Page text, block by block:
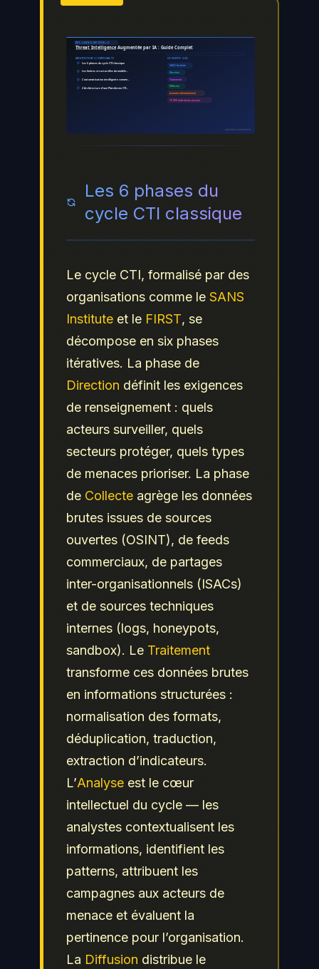
INTELLIGENCE ARTIFICIELLE
Threat IntelligenceAugmentée par IA : Guide Complet
ARCHITECTURE / COMPOSANTS
Les 6 phases du cycle CTI classique
Les limites structurelles du modèle…
L’automatisation intelligente comme…
2 Architecture d'une Plateforme CTI…
CONCEPTS CLÉS
SANS Institute
Direction
Traitement
Diffusion
tsunami informationnel
15 000 indicateurs par jour
ayinedjimi-consultants.fr
Les 6 phases du
cycle CTI classique
Le cycle CTI, formalisé par des
organisations comme le SANS
Institute et le FIRST, se
décompose en six phases
itératives. La phase de
Direction définit les exigences
de renseignement : quels
acteurs surveiller, quels
secteurs protéger, quels types
de menaces prioriser. La phase
de Collecte agrège les données
brutes issues de sources
ouvertes (OSINT), de feeds
commerciaux, de partages
inter-organisationnels (ISACs)
et de sources techniques
internes (logs, honeypots,
sandbox). Le Traitement
transforme ces données brutes
en informations structurées :
normalisation des formats,
déduplication, traduction,
extraction d’indicateurs.
L’Analyse est le cœur
intellectuel du cycle — les
analystes contextualisent les
informations, identifient les
patterns, attribuent les
campagnes aux acteurs de
menace et évaluent la
pertinence pour l’organisation.
La Diffusion distribue le